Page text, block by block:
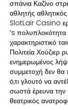
σπάνια Καζίνο
αθλητής
SlotLair Casino
‘s πολυπλοκότητα
χαρακτηριστικό
Πολιτεία Χούζιερ
ενημερωμένος
συμμετοχή δεν
ό,τι γλουτό να
σωστά έρευνα την
θεατρικός